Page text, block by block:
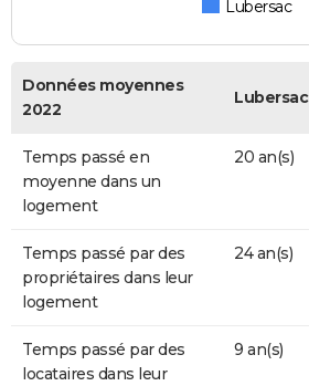
Lubersac
Données moyennes
2022
Lubersac
Temps passé en
moyenne dans un
logement
20 an(s)
Temps passé par des
propriétaires dans leur
logement
24 an(s)
Temps passé par des
locataires dans leur
9 an(s)